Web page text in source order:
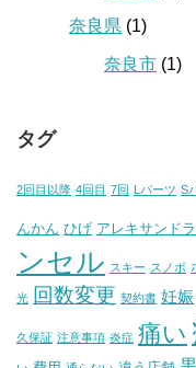
奈良県 (1)
奈良市 (1)
タグ
2回目以降 4回目 7回 Lパーツ S
んかん ひげ アレキサンド
ンセル スキー スノボ
光 回数変更 契約書 妊娠
久保証 注意事項 炎症 痛い